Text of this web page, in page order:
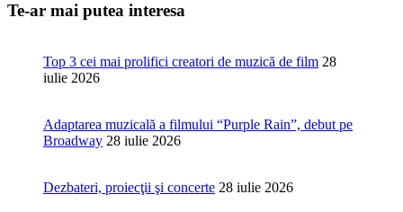
Te-ar mai putea interesa
Top 3 cei mai prolifici creatori de muzică de film 28
iulie 2026
Adaptarea muzicală a filmului “Purple Rain”, debut pe
Broadway 28 iulie 2026
Dezbateri, proiecţii şi concerte 28 iulie 2026